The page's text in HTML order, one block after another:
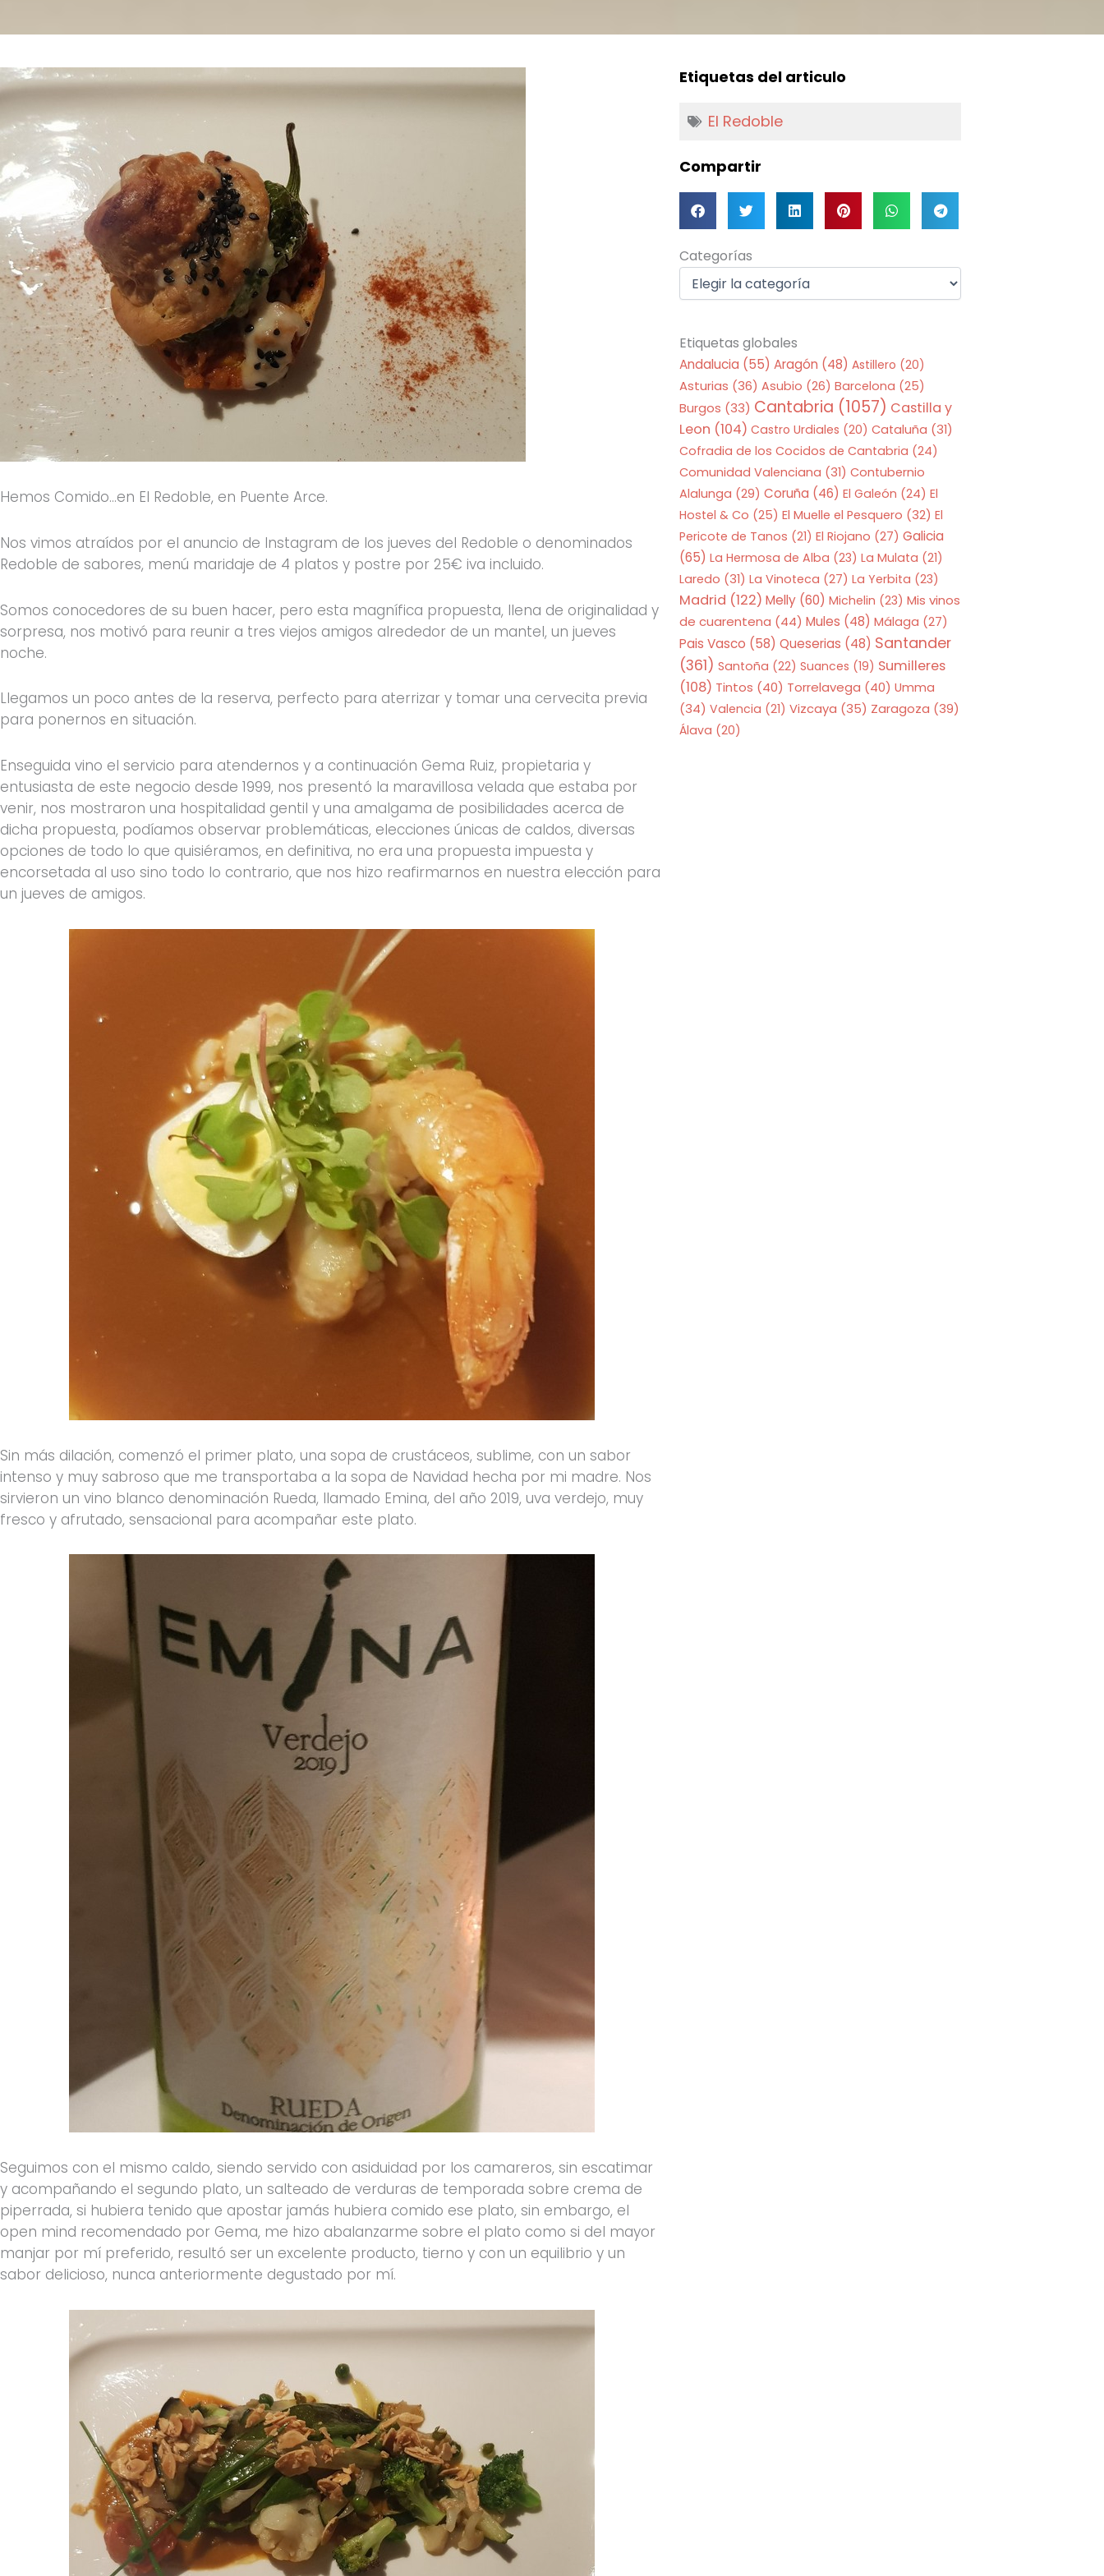
Hemos Comido…en El Redoble, en Puente Arce.
Nos vimos atraídos por el anuncio de Instagram de los jueves del Redoble o denominados
Redoble de sabores, menú maridaje de 4 platos y postre por 25€ iva incluido.
Somos conocedores de su buen hacer, pero esta magnífica propuesta, llena de originalidad y
sorpresa, nos motivó para reunir a tres viejos amigos alrededor de un mantel, un jueves
noche.
Llegamos un poco antes de la reserva, perfecto para aterrizar y tomar una cervecita previa
para ponernos en situación.
Enseguida vino el servicio para atendernos y a continuación Gema Ruiz, propietaria y
entusiasta de este negocio desde 1999, nos presentó la maravillosa velada que estaba por
venir, nos mostraron una hospitalidad gentil y una amalgama de posibilidades acerca de
dicha propuesta, podíamos observar problemáticas, elecciones únicas de caldos, diversas
opciones de todo lo que quisiéramos, en definitiva, no era una propuesta impuesta y
encorsetada al uso sino todo lo contrario, que nos hizo reafirmarnos en nuestra elección para
un jueves de amigos.
Sin más dilación, comenzó el primer plato, una sopa de crustáceos, sublime, con un sabor
intenso y muy sabroso que me transportaba a la sopa de Navidad hecha por mi madre. Nos
sirvieron un vino blanco denominación Rueda, llamado Emina, del año 2019, uva verdejo, muy
fresco y afrutado, sensacional para acompañar este plato.
Seguimos con el mismo caldo, siendo servido con asiduidad por los camareros, sin escatimar
y acompañando el segundo plato, un salteado de verduras de temporada sobre crema de
piperrada, si hubiera tenido que apostar jamás hubiera comido ese plato, sin embargo, el
open mind recomendado por Gema, me hizo abalanzarme sobre el plato como si del mayor
manjar por mí preferido, resultó ser un excelente producto, tierno y con un equilibrio y un
sabor delicioso, nunca anteriormente degustado por mí.
Etiquetas del articulo
El Redoble
Compartir
Categorías
Categorías
Etiquetas globales
Andalucia (55) Aragón (48) Astillero (20)
Asturias (36) Asubio (26) Barcelona (25)
Burgos (33) Cantabria (1057) Castilla y
Leon (104) Castro Urdiales (20) Cataluña (31)
Cofradia de los Cocidos de Cantabria (24)
Comunidad Valenciana (31) Contubernio
Alalunga (29) Coruña (46) El Galeón (24) El
Hostel & Co (25) El Muelle el Pesquero (32) El
Pericote de Tanos (21) El Riojano (27) Galicia
(65) La Hermosa de Alba (23) La Mulata (21)
Laredo (31) La Vinoteca (27) La Yerbita (23)
Madrid (122) Melly (60) Michelin (23) Mis vinos
de cuarentena (44) Mules (48) Málaga (27)
Pais Vasco (58) Queserias (48) Santander
(361) Santoña (22) Suances (19) Sumilleres
(108) Tintos (40) Torrelavega (40) Umma
(34) Valencia (21) Vizcaya (35) Zaragoza (39)
Álava (20)